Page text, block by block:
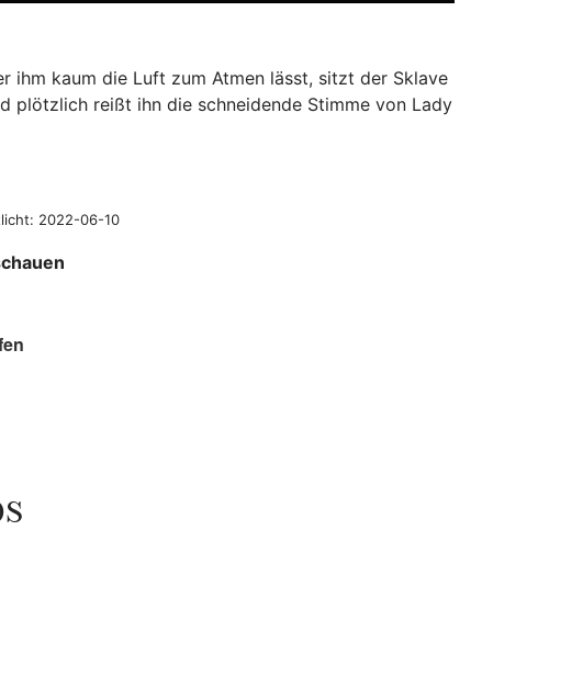
ihm kaum die Luft zum Atmen lässt, sitzt der Sklave
plötzlich reißt ihn die schneidende Stimme von Lady
2022-06-10